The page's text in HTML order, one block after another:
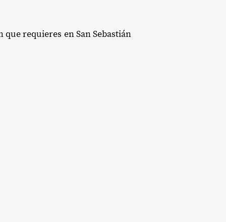
requieres en San Sebastián